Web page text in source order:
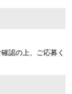
認の上、ご応募く